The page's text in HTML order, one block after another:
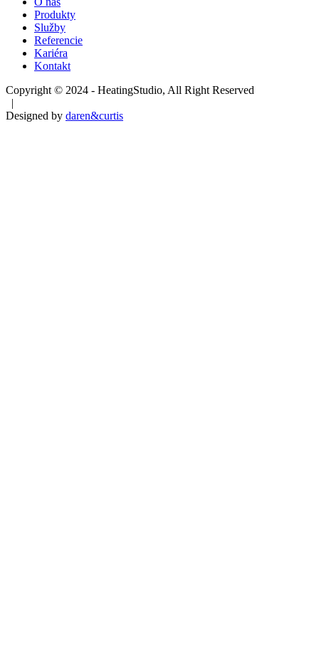
Produkty
Služby
Referencie
Kariéra
Kontakt
Copyright © 2024 - HeatingStudio, All Right Reserved
|
Designed by daren&curtis